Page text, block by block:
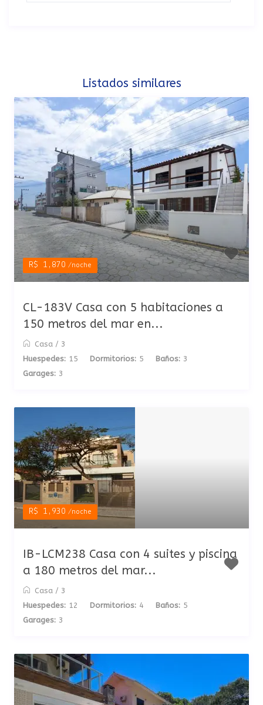
Listados similares
R$ 1,870/noche
CL-183V Casa con 5 habitaciones a
150 metros del mar en...
Casa / 3
Huespedes: 15 Dormitorios: 5 Baños: 3
Garages: 3
R$ 1,930/noche
IB-LCM238 Casa con 4 suites y piscina
a 180 metros del mar...
Casa / 3
Huespedes: 12 Dormitorios: 4 Baños: 5
Garages: 3